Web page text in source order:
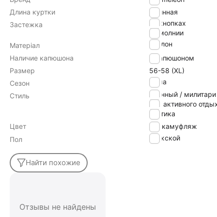
Длина куртки
Длинная
Застежка
на кнопках
на молнии
Матеріал
нейлон
Наличие капюшона
с капюшоном
Размер
56-58 (XL)
Сезон
Зима
Стиль
военный / милитари
для активного
тактика
Цвет
камуфляж
Пол
Мужской
Найти похожие
Отзывы не найдены